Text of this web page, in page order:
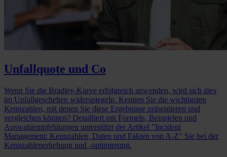
Unfallquote und Co
Wenn Sie die Bradley-Kurve erfolgreich anwenden, wird sich dies
im Unfallgeschehen widerspiegeln. Kennen Sie die wichtigsten
Kennzahlen, mit denen Sie diese Ergebnisse präsentieren und
vergleichen können? Detailliert mit Formeln, Beispielen und
Auswahlempfehlungen unterstützt der Artikel "Incident
Management: Kennzahlen, Daten und Fakten von A-Z" Sie bei der
Kennzahlenerhebung und -optimierung.